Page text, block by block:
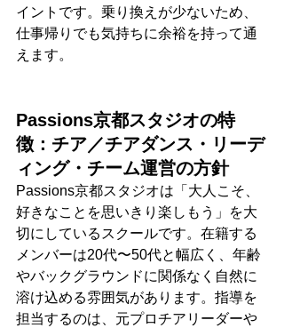
イントです。乗り換えが少ないため、
仕事帰りでも気持ちに余裕を持って通
えます。
Passions京都スタジオの特
徴：チア／チアダンス・リーデ
ィング・チーム運営の方針
Passions京都スタジオは「大人こそ、
好きなことを思いきり楽しもう」を大
切にしているスクールです。在籍する
メンバーは20代〜50代と幅広く、年齢
やバックグラウンドに関係なく自然に
溶け込める雰囲気があります。指導を
担当するのは、元プロチアリーダーや